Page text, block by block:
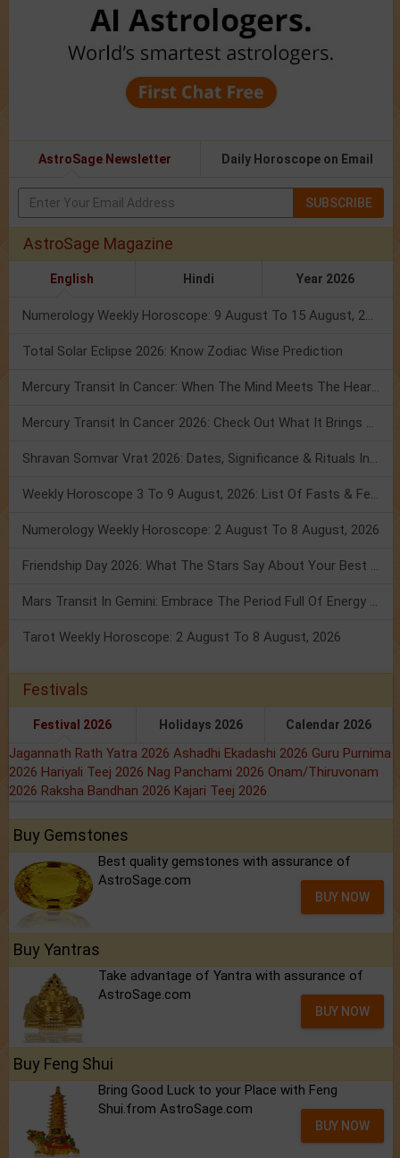
AstroSage Newsletter Daily Horoscope on Email
SUBSCRIBE
AstroSage Magazine
English Hindi Year 2026
Numerology Weekly Horoscope: 9 August To 15 August, 2026
Total Solar Eclipse 2026: Know Zodiac Wise Prediction
Mercury Transit In Cancer: When The Mind Meets The Heart!
Mercury Transit In Cancer 2026: Check Out What It Brings For You
Shravan Somvar Vrat 2026: Dates, Significance & Rituals In August
Weekly Horoscope 3 To 9 August, 2026: List Of Fasts & Festivals
Numerology Weekly Horoscope: 2 August To 8 August, 2026
Friendship Day 2026: What The Stars Say About Your Best Friend!
Mars Transit In Gemini: Embrace The Period Full Of Energy & Intelligence
Tarot Weekly Horoscope: 2 August To 8 August, 2026
Festivals
Festival 2026 Holidays 2026 Calendar 2026
Jagannath Rath Yatra 2026 Ashadhi Ekadashi 2026 Guru Purnima
2026 Hariyali Teej 2026 Nag Panchami 2026 Onam/Thiruvonam
2026 Raksha Bandhan 2026 Kajari Teej 2026
Buy Gemstones
Best quality gemstones with assurance of
AstroSage.com
BUY NOW
Buy Yantras
Take advantage of Yantra with assurance of
AstroSage.com
BUY NOW
Buy Feng Shui
Bring Good Luck to your Place with Feng
Shui.from AstroSage.com
BUY NOW